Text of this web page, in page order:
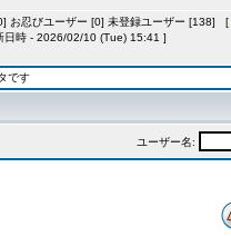
お忍びユーザー [0] 未登録ユーザー [138] [
日時 - 2026/02/10 (Tue) 15:41 ]
です
ユーザー名: